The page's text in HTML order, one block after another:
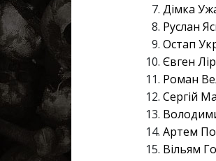
Дімка
Руслан
Остап
Євген
Роман
Сергій
Артем
Вільям